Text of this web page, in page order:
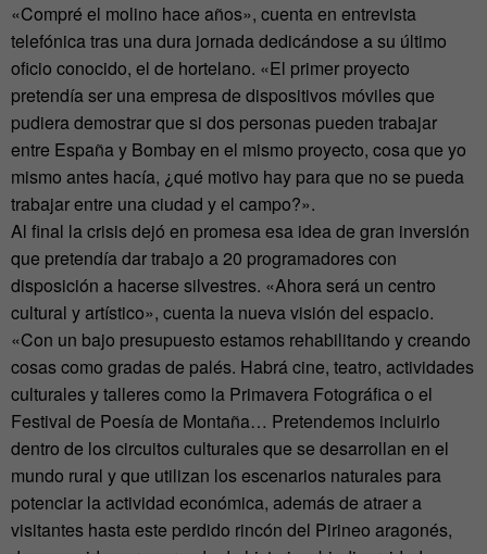
«Compré el molino hace años», cuenta en entrevista
telefónica tras una dura jornada dedicándose a su último
oficio conocido, el de hortelano. «El primer proyecto
pretendía ser una empresa de dispositivos móviles que
pudiera demostrar que si dos personas pueden trabajar
entre España y Bombay en el mismo proyecto, cosa que yo
mismo antes hacía, ¿qué motivo hay para que no se pueda
trabajar entre una ciudad y el campo?».
Al final la crisis dejó en promesa esa idea de gran inversión
que pretendía dar trabajo a 20 programadores con
disposición a hacerse silvestres. «Ahora será un centro
cultural y artístico», cuenta la nueva visión del espacio.
«Con un bajo presupuesto estamos rehabilitando y creando
cosas como gradas de palés. Habrá cine, teatro, actividades
culturales y talleres como la Primavera Fotográfica o el
Festival de Poesía de Montaña… Pretendemos incluirlo
dentro de los circuitos culturales que se desarrollan en el
mundo rural y que utilizan los escenarios naturales para
potenciar la actividad económica, además de atraer a
visitantes hasta este perdido rincón del Pirineo aragonés,